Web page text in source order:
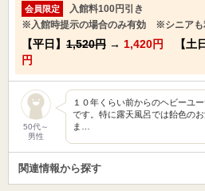
会員限定
入館料100円引き
※入館時提示の場合のみ有効 ※シニアも
【平日】 1,520円 → 1,420円 【土日
円
50代～
男性
１０年くらい前からのヘビーユ
です。特に露天風呂では飴色の
ま…
関連情報から探す